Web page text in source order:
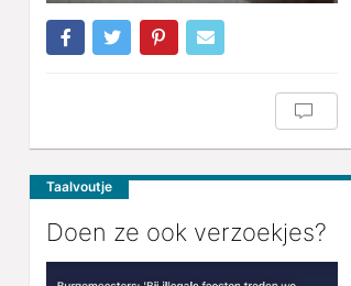
Taalvoutje
Doen ze ook verzoekjes?